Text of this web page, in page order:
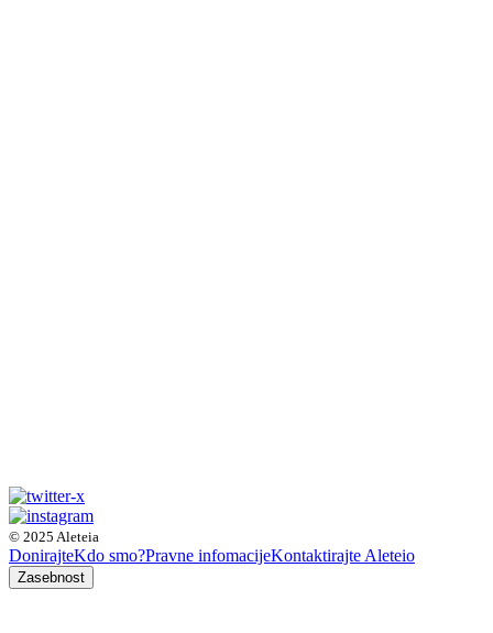
© 2025 Aleteia
DonirajteKdo smo?Pravne infomacijeKontaktirajte Aleteio
Zasebnost